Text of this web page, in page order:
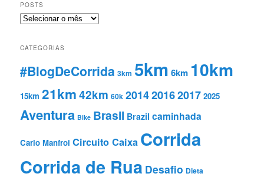
POSTS
Posts
CATEGORIAS
#BlogDeCorrida 3km 5km 6km 10km
15km 21km42km 60k 201420162017 2025
Aventura Bike Brasil Brazil caminhada
Carlo Manfroi Circuito Caixa Corrida
Corrida de Rua Desafio Dieta